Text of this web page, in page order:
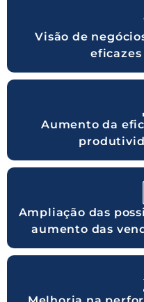
Visão de
Aumento da
Ampliação das
aumento das